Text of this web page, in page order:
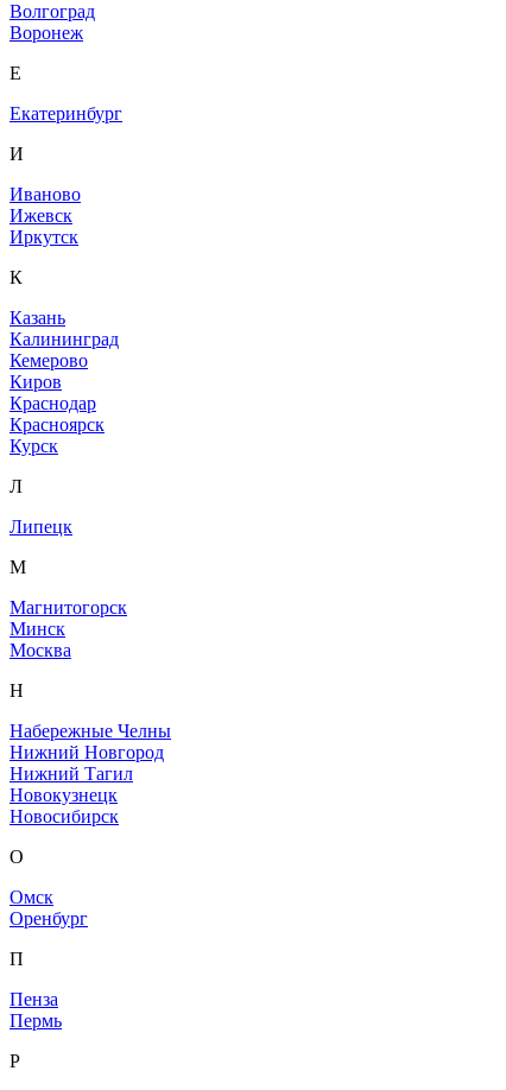
Волгоград
Воронеж
Е
Екатеринбург
И
Иваново
Ижевск
Иркутск
К
Казань
Калининград
Кемерово
Киров
Краснодар
Красноярск
Курск
Л
Липецк
М
Магнитогорск
Минск
Москва
Н
Набережные Челны
Нижний Новгород
Нижний Тагил
Новокузнецк
Новосибирск
О
Омск
Оренбург
П
Пенза
Пермь
Р